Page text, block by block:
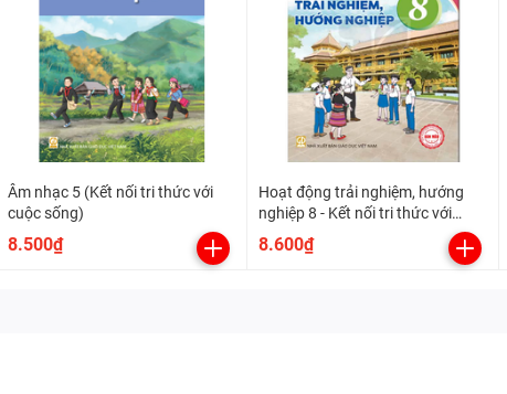
Âm nhạc 5 (Kết nối tri thức với
cuộc sống)
8.500₫
Hoạt động trải nghiệm, hướng
nghiệp 8 - Kết nối tri thức với
cuộc sống
8.600₫